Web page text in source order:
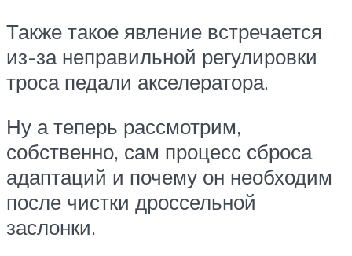
Также такое явление встречается
из-за неправильной регулировки
троса педали акселератора.
Ну а теперь рассмотрим,
собственно, сам процесс сброса
адаптаций и почему он необходим
после чистки дроссельной
заслонки.